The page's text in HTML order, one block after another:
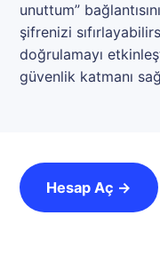
unuttum”
şifrenizi
doğrulamayı
güvenlik katmanı
Hesap Aç →